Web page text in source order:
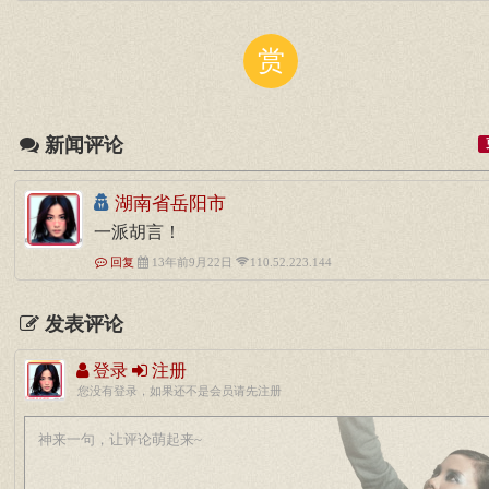
赏
新闻评论
湖南省岳阳市
一派胡言！
回复 13年前9月22日 110.52.223.144
发表评论
登录 注册
您没有登录，如果还不是会员请先注册